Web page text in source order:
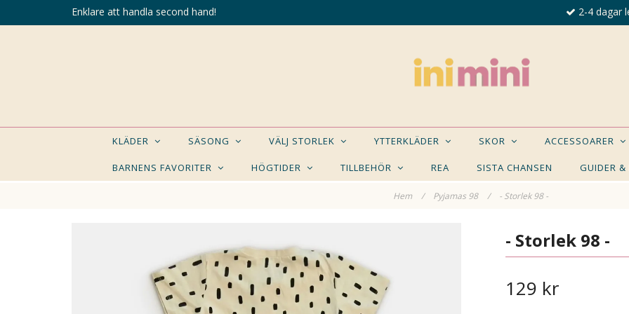
Enklare att handla second hand! 2-4 dagar
KLÄDER SÄSONG VÄLJ STORLEK YTTERKLÄDER SKOR ACCESSOARER
BARNENS FAVORITER HÖGTIDER TILLBEHÖR REA SISTA CHANSEN GUIDER &
Hem / Pyjamas 98 / - Storlek 98 -
KANSKE NÅGON AV DESSA PRODUKTER KAN- Storlek 98 -
129 kr